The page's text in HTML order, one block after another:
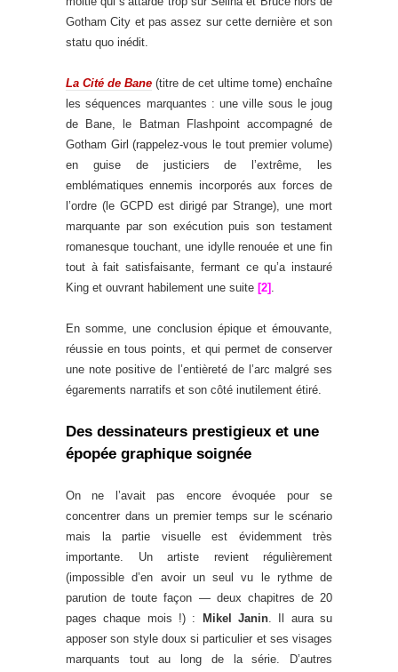
Gotham City et pas assez sur cette dernière et son
statu quo inédit.
La Cité de Bane (titre de cet ultime tome) enchaîne
les séquences marquantes : une ville sous le joug
de Bane, le Batman Flashpoint accompagné de
Gotham Girl (rappelez-vous le tout premier volume)
en guise de justiciers de l’extrême, les
emblématiques ennemis incorporés aux forces de
l’ordre (le GCPD est dirigé par Strange), une mort
marquante par son exécution puis son testament
romanesque touchant, une idylle renouée et une fin
tout à fait satisfaisante, fermant ce qu’a instauré
King et ouvrant habilement une suite [2] .
En somme, une conclusion épique et émouvante,
réussie en tous points, et qui permet de conserver
une note positive de l’entièreté de l’arc malgré ses
égarements narratifs et son côté inutilement étiré.
Des dessinateurs prestigieux et une
épopée graphique soignée
On ne l’avait pas encore évoquée pour se
concentrer dans un premier temps sur le scénario
mais la partie visuelle est évidemment très
importante. Un artiste revient régulièrement
(impossible d’en avoir un seul vu le rythme de
parution de toute façon — deux chapitres de 20
pages chaque mois !) :
Mikel Janin. Il aura su
apposer son style doux si particulier et ses visages
marquants tout au long de la série. D’autres